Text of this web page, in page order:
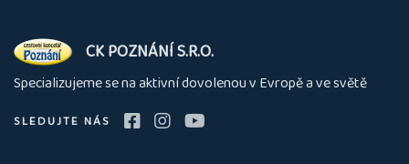
O
nás
CK POZNÁNÍ S.R.O.
Specializujeme se na aktivní dovolenou v Evropě a ve světě
SLEDUJTE NÁS